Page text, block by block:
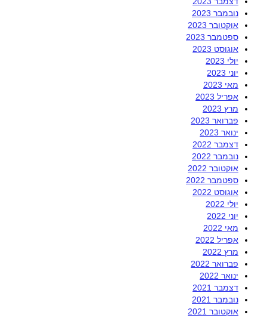
נובמבר 2023
אוקטובר 2023
ספטמבר 2023
אוגוסט 2023
יולי 2023
יוני 2023
מאי 2023
אפריל 2023
מרץ 2023
פברואר 2023
ינואר 2023
דצמבר 2022
נובמבר 2022
אוקטובר 2022
ספטמבר 2022
אוגוסט 2022
יולי 2022
יוני 2022
מאי 2022
אפריל 2022
מרץ 2022
פברואר 2022
ינואר 2022
דצמבר 2021
נובמבר 2021
אוקטובר 2021